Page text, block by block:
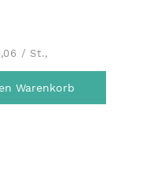
/ St.,
Warenkorb